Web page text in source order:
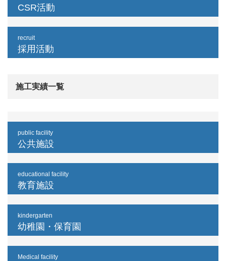
CSR活動
recruit
採用活動
施工実績一覧
public facility
公共施設
educational facility
教育施設
kindergarten
幼稚園・保育園
Medical facility